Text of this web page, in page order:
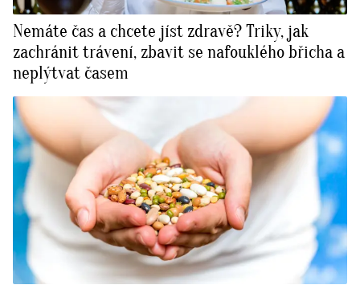
Nemáte čas a chcete jíst zdravě? Triky, jak
zachránit trávení, zbavit se nafouklého břicha a
neplýtvat časem